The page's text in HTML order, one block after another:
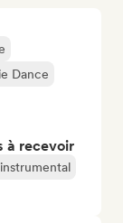
Dance
à recevoir